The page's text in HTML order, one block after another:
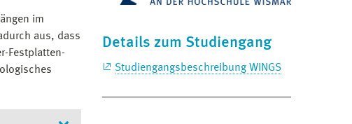
im
aus, dass
Festplatten-
Details zum Studiengang
Studiengangsbeschreibung WINGS